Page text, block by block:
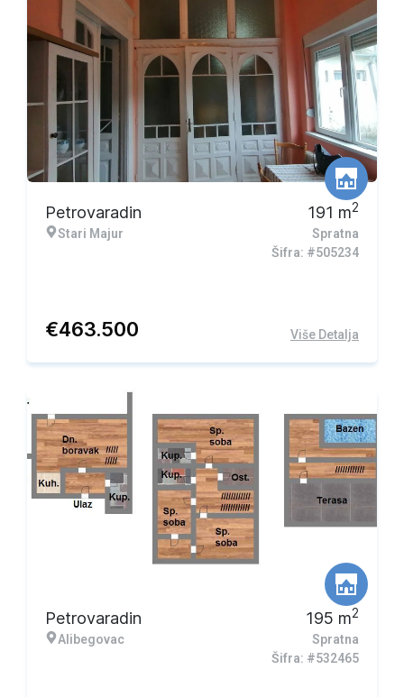
Petrovaradin
Stari Majur
191 m2
Spratna
Šifra: #505234
€463.500 Više Detalja
Petrovaradin
Alibegovac
195 m2
Spratna
Šifra: #532465